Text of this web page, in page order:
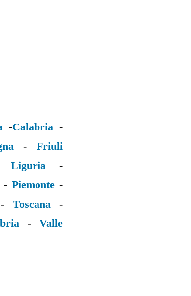
-Calabria-
- Friuli
Liguria-
Piemonte-
Toscana-
- Valle